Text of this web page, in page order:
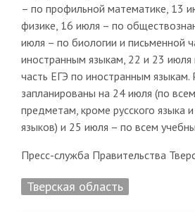
– по профильной математике, 13
физике, 16 июля – по
июля – по биологии и письменной
иностранным языкам, 22 и 23 июля
часть ЕГЭ по иностранным языкам.
запланированы на 24 июля (по
предметам, кроме русского языка
языков) и 25 июля – по всем
Пресс-служба Правительства
Тверская область